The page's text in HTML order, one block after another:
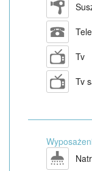
Tv
Tv